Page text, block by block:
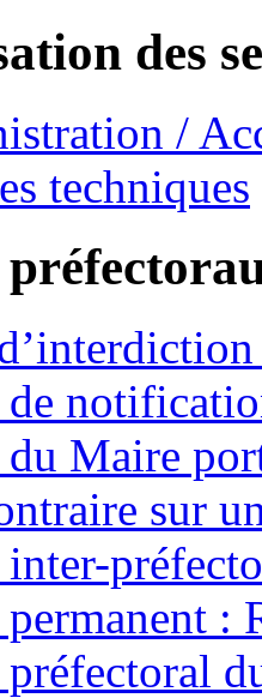
des
/
techniques
Maire
sur
: